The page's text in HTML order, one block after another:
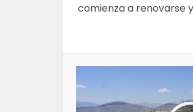
comienza a renovarse